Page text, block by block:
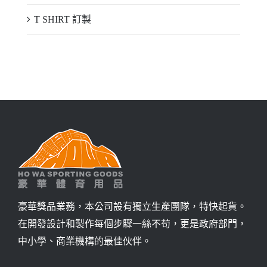
T SHIRT 訂製
豪華獎品業務，本公司設有獨立生產團隊，特快起貨。
在開發設計和製作每個步驟一絲不苟，更是政府部門，
中小學、商業機構的最佳伙伴。